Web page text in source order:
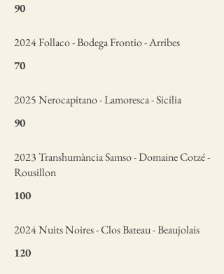
90
2024 Follaco - Bodega Frontio - Arribes
70
2025 Nerocapitano - Lamoresca - Sicilia
90
2023 Transhumància Samso - Domaine Cotzé -
Rousillon
100
2024 Nuits Noires - Clos Bateau - Beaujolais
120